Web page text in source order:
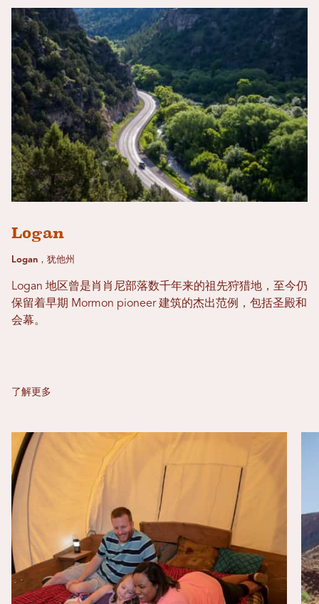
Logan
Logan，犹他州
Logan 地区曾是肖肖尼部落数千年来的祖先狩猎地，至今仍
保留着早期 Mormon pioneer 建筑的杰出范例，包括圣殿和
会幕。
了解更多